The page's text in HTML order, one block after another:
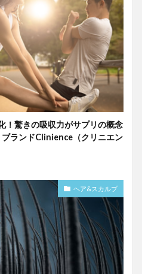
！驚きの吸収力がサプリの概念
ランドClinience（クリニエン
ヘア&スカルプ